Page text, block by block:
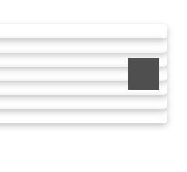
современной и